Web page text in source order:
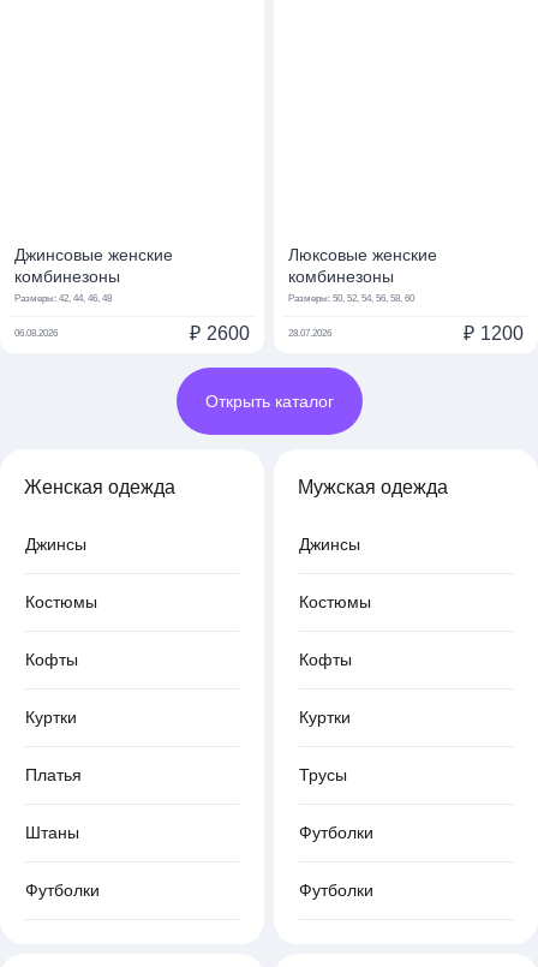
Джинсовые женские
комбинезоны
Размеры: 42, 44, 46, 48
06.08.2026 ₽ 2600
Люксовые женские
комбинезоны
Размеры: 50, 52, 54, 56, 58, 60
28.07.2026 ₽ 1200
Открыть каталог
Женская одежда
Джинсы
Костюмы
Кофты
Куртки
Платья
Штаны
Футболки
Мужская одежда
Джинсы
Костюмы
Кофты
Куртки
Трусы
Футболки
Футболки